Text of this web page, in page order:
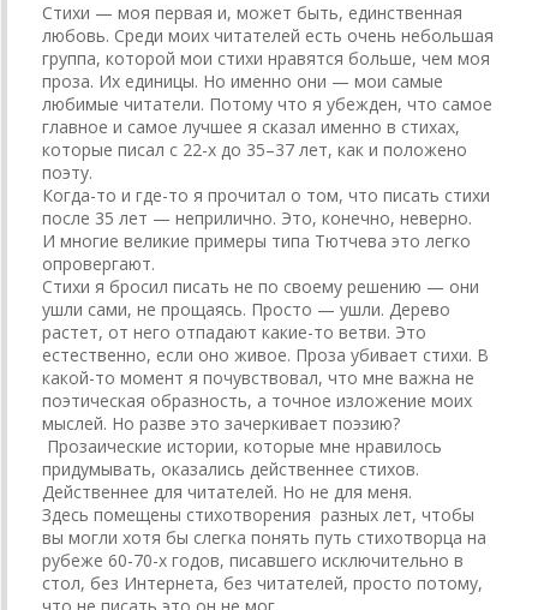
Стихи — моя первая и, может быть, единственная
любовь. Среди моих читателей есть очень небольшая
группа, которой мои стихи нравятся больше, чем моя
проза. Их единицы. Но именно они — мои самые
любимые читатели. Потому что я убежден, что самое
главное и самое лучшее я сказал именно в стихах,
которые писал с 22-х до 35–37 лет, как и положено
поэту.
Когда-то и где-то я прочитал о том, что писать стихи
после 35 лет — неприлично. Это, конечно, неверно.
И многие великие примеры типа Тютчева это легко
опровергают.
Cтихи я бросил писать не по своему решению — они
ушли сами, не прощаясь. Просто — ушли. Дерево
растет, от него отпадают какие-то ветви. Это
естественно, если оно живое. Проза убивает стихи. В
какой-то момент я почувствовал, что мне важна не
поэтическая образность, а точное изложение моих
мыслей. Но разве это зачеркивает поэзию?
Прозаические истории, которые мне нравилось
придумывать, оказались действеннее стихов.
Действеннее для читателей. Но не для меня.
Здесь помещены стихотворения разных лет, чтобы
вы могли хотя бы слегка понять путь стихотворца на
рубеже 60-70-х годов, писавшего исключительно в
стол, без Интернета, без читателей, просто потому,